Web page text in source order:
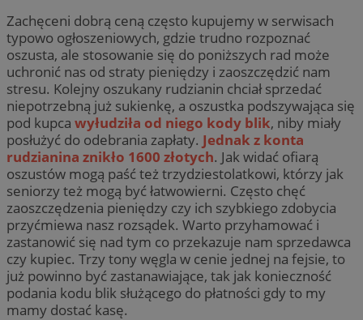
Zachęceni dobrą ceną często kupujemy w serwisach
typowo ogłoszeniowych, gdzie trudno rozpoznać
oszusta, ale stosowanie się do poniższych rad może
uchronić nas od straty pieniędzy i zaoszczędzić nam
stresu. Kolejny oszukany rudzianin chciał sprzedać
niepotrzebną już sukienkę, a oszustka podszywająca się
pod kupca wyłudziła od niego kody blik, niby miały
posłużyć do odebrania zapłaty. Jednak z konta
rudzianina znikło 1600 złotych. Jak widać ofiarą
oszustów mogą paść też trzydziestolatkowi, którzy jak
seniorzy też mogą być łatwowierni. Często chęć
zaoszczędzenia pieniędzy czy ich szybkiego zdobycia
przyćmiewa nasz rozsądek. Warto przyhamować i
zastanowić się nad tym co przekazuje nam sprzedawca
czy kupiec. Trzy tony węgla w cenie jednej na fejsie, to
już powinno być zastanawiające, tak jak konieczność
podania kodu blik służącego do płatności gdy to my
mamy dostać kasę.